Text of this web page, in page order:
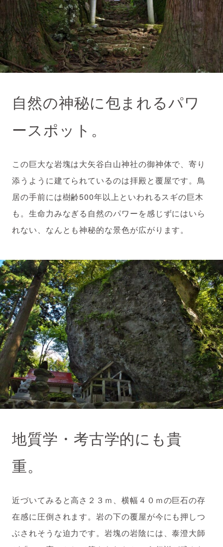
自然の神秘に包まれるパワ
ースポット。
この巨大な岩塊は大矢谷白山神社の御神体で、寄り
添うように建てられているのは拝殿と覆屋です。鳥
居の手前には樹齢500年以上といわれるスギの巨木
も。生命力みなぎる自然のパワーを感じずにはいら
れない、なんとも神秘的な景色が広がります。
地質学・考古学的にも貴
重。
近づいてみると高さ２３ｍ、横幅４０ｍの巨石の存
在感に圧倒されます。岩の下の覆屋が今にも押しつ
ぶされそうな迫力です。岩塊の岩陰には、泰澄大師